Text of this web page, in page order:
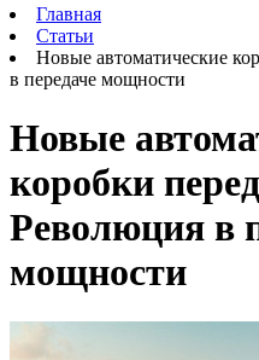
Главная
Статьи
Новые автоматические
в передаче мощности
Новые
коробки
Революция в
мощности